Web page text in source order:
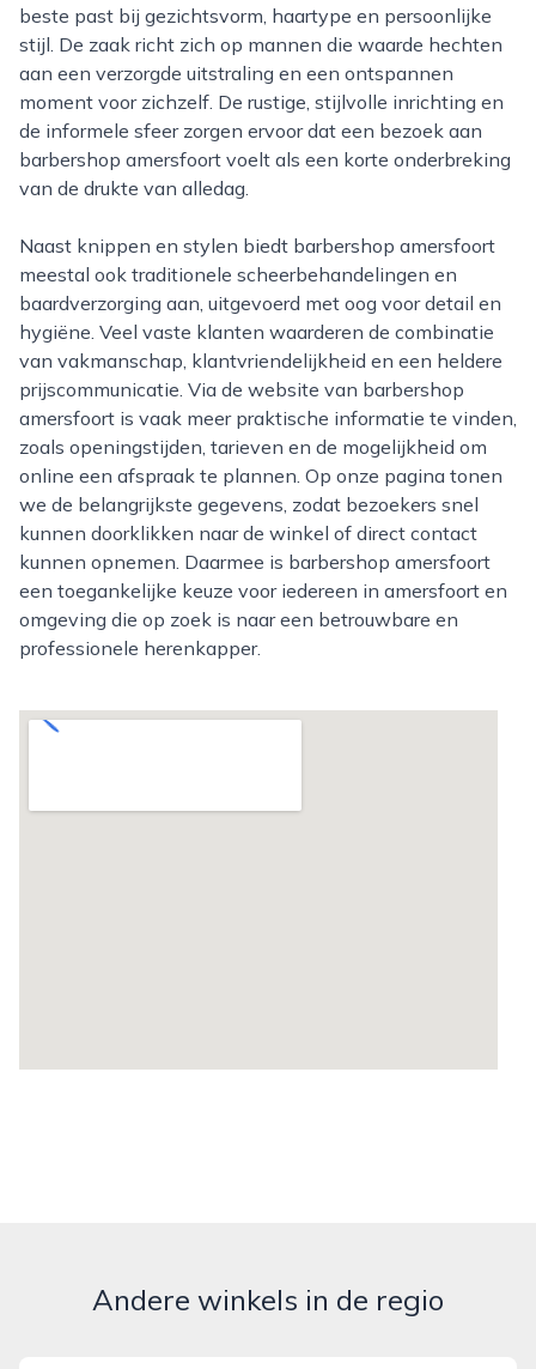
beste past bij gezichtsvorm, haartype en persoonlijke
stijl. De zaak richt zich op mannen die waarde hechten
aan een verzorgde uitstraling en een ontspannen
moment voor zichzelf. De rustige, stijlvolle inrichting en
de informele sfeer zorgen ervoor dat een bezoek aan
barbershop amersfoort voelt als een korte onderbreking
van de drukte van alledag.
Naast knippen en stylen biedt barbershop amersfoort
meestal ook traditionele scheerbehandelingen en
baardverzorging aan, uitgevoerd met oog voor detail en
hygiëne. Veel vaste klanten waarderen de combinatie
van vakmanschap, klantvriendelijkheid en een heldere
prijscommunicatie. Via de website van barbershop
amersfoort is vaak meer praktische informatie te vinden,
zoals openingstijden, tarieven en de mogelijkheid om
online een afspraak te plannen. Op onze pagina tonen
we de belangrijkste gegevens, zodat bezoekers snel
kunnen doorklikken naar de winkel of direct contact
kunnen opnemen. Daarmee is barbershop amersfoort
een toegankelijke keuze voor iedereen in amersfoort en
omgeving die op zoek is naar een betrouwbare en
professionele herenkapper.
Andere winkels in de regio